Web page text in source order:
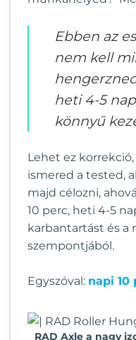
Ebben az
nem kell
heti 4-5
könnyű
Lehet ez
ismered a tested,
majd célozni,
10 perc, heti 4-5
karbantartást és a
szempontjából.
Egyszóval: napi 10
RAD Axle a nagy